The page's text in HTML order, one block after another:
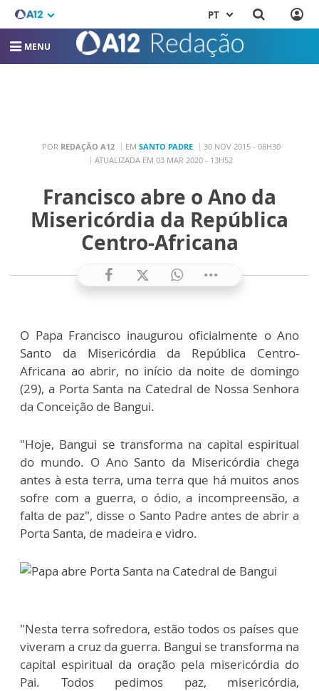
PT
MENU
POR REDAÇÃO A12 EM SANTO PADRE
30 NOV 2015 - 08H30
ATUALIZADA EM 03 MAR 2020 - 13H52
Francisco abre o Ano da
Misericórdia da República
Centro-Africana
O Papa Francisco inaugurou oficialmente o Ano
Santo da Misericórdia da República Centro-
Africana ao abrir, no início da noite de domingo
(29), a Porta Santa na Catedral de Nossa Senhora
da Conceição de Bangui.
"Hoje, Bangui se transforma na capital espiritual
do mundo. O Ano Santo da Misericórdia chega
antes à esta terra, uma terra que há muitos anos
sofre com a guerra, o ódio, a incompreensão, a
falta de paz", disse o Santo Padre antes de abrir a
Porta Santa, de madeira e vidro.
"Nesta terra sofredora, estão todos os países que
viveram a cruz da guerra. Bangui se transforma na
capital espiritual da oração pela misericórdia do
Pai. Todos pedimos paz, misericórdia,